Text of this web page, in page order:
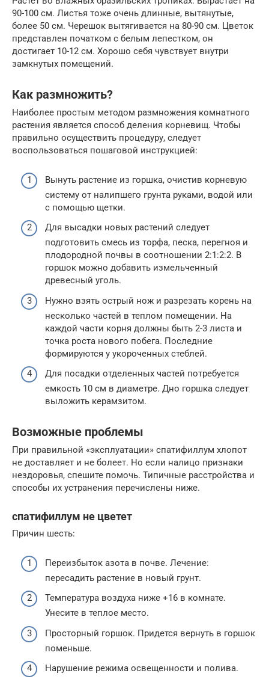
90-100 см. Листья тоже очень длинные, вытянутые,
более 50 см. Черешок вытягивается на 80-90 см. Цветок
представлен початком с белым лепестком, он
достигает 10-12 см. Хорошо себя чувствует внутри
замкнутых помещений.
Как размножить?
Наиболее простым методом размножения комнатного
растения является способ деления корневищ. Чтобы
правильно осуществить процедуру, следует
воспользоваться пошаговой инструкцией:
Вынуть растение из горшка, очистив корневую
систему от налипшего грунта руками, водой или
с помощью щетки.
Для высадки новых растений следует
подготовить смесь из торфа, песка, перегноя и
плодородной почвы в соотношении 2:1:2:2. В
горшок можно добавить измельченный
древесный уголь.
Нужно взять острый нож и разрезать корень на
несколько частей в теплом помещении. На
каждой части корня должны быть 2-3 листа и
точка роста нового побега. Последние
формируются у укороченных стеблей.
Для посадки отделенных частей потребуется
емкость 10 см в диаметре. Дно горшка следует
выложить керамзитом.
Возможные проблемы
При правильной «эксплуатации» спатифиллум хлопот
не доставляет и не болеет. Но если налицо признаки
нездоровья, спешите помочь. Типичные расстройства и
способы их устранения перечислены ниже.
спатифиллум не цветет
Причин шесть:
Переизбыток азота в почве. Лечение:
пересадить растение в новый грунт.
Температура воздуха ниже +16 в комнате.
Унесите в теплое место.
Просторный горшок. Придется вернуть в горшок
поменьше.
Нарушение режима освещенности и полива.